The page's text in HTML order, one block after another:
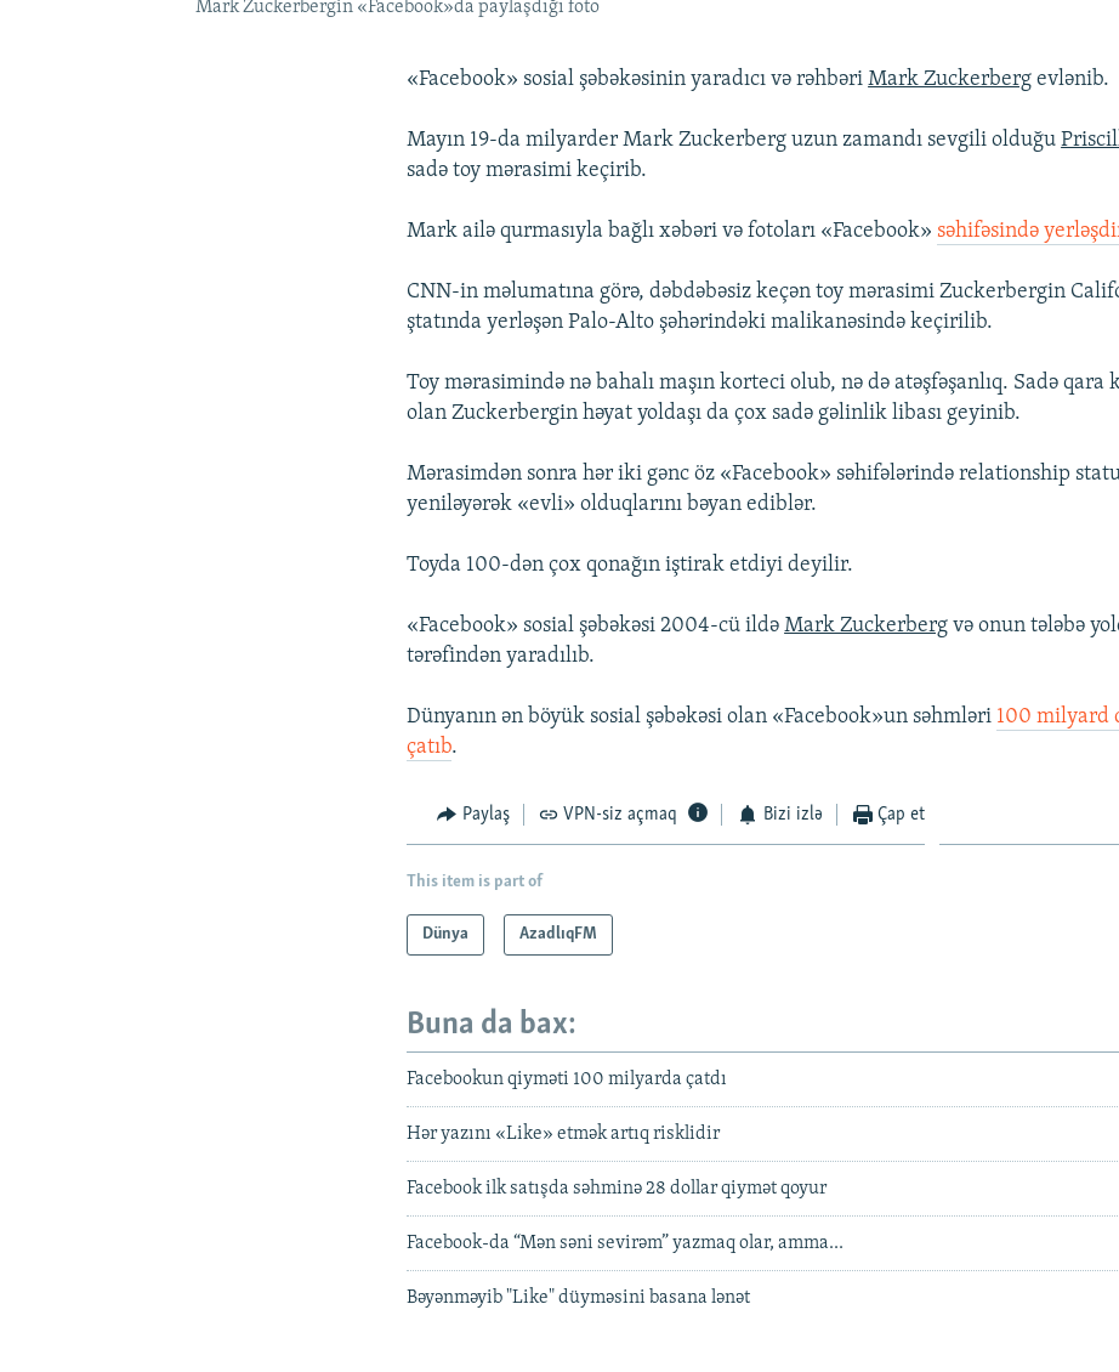
Mark Zuckerbergin «Facebook»da paylaşdığı foto
«Facebook» sosial şəbəkəsinin yaradıcı və rəhbəriMark Zuckerberg evlənib.
Mayın 19-da milyarder Mark Zuckerberg uzun zamandı sevgili olduğu
sadə toy mərasimi keçirib.
Mark ailə qurmasıyla bağlı xəbəri və fotoları «Facebook» səhifəsində
CNN-in məlumatına görə, dəbdəbəsiz keçən toy mərasimi Zuckerbergin
ştatında yerləşən Palo-Alto şəhərindəki malikanəsində keçirilib.
Toy mərasimində nə bahalı maşın korteci olub, nə də atəşfəşanlıq. Sadə qara
olan Zuckerbergin həyat yoldaşı da çox sadə gəlinlik libası geyinib.
Mərasimdən sonra hər iki gənc öz «Facebook» səhifələrində relationship
yeniləyərək «evli» olduqlarını bəyan ediblər.
Toyda 100-dən çox qonağın iştirak etdiyi deyilir.
«Facebook» sosial şəbəkəsi 2004-cü ildəMark Zuckerberg və onun tələbə
tərəfindən yaradılıb.
Dünyanın ən böyük sosial şəbəkəsi olan «Facebook»un səhmləri 100 milyard
çatıb.
Paylaş VPN-siz açmaq Bizi izlə Çap et
This item is part of
Dünya AzadlıqFM
Buna da bax:
Facebookun qiyməti 100 milyarda çatdı
Hər yazını «Like» etmək artıq risklidir
Facebook ilk satışda səhminə 28 dollar qiymət qoyur
Facebook-da “Mən səni sevirəm” yazmaq olar, amma...
Bəyənməyib "Like" düyməsini basana lənət